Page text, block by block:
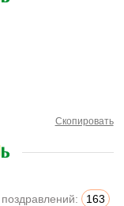
Скопировать
поздравлений: 163